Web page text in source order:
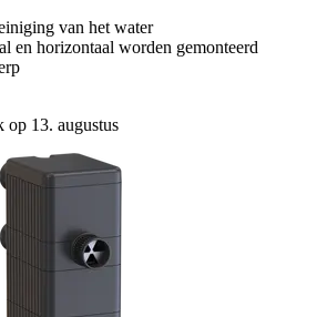
van het water
en horizontaal worden gemonteerd
13. augustus